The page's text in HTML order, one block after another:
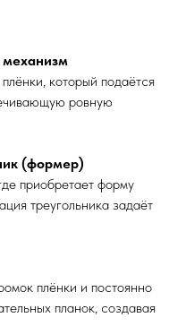
механизм
который подаётся
ровную
(формер)
приобретает форму
треугольника задаёт
плёнки и постоянно
планок, создавая